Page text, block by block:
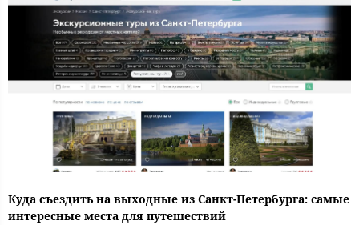
Куда съездить на выходные из Санкт-Петербурга: самые
интересные места для путешествий